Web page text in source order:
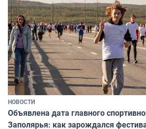
НОВОСТИ
Объявлена дата главного
Заполярья: как зарождался